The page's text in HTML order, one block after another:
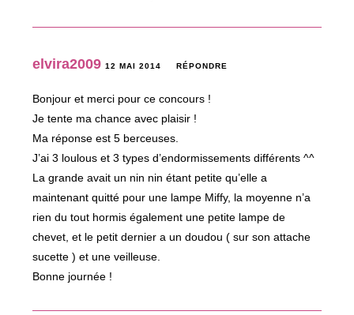
elvira2009 12 MAI 2014 RÉPONDRE
Bonjour et merci pour ce concours !
Je tente ma chance avec plaisir !
Ma réponse est 5 berceuses.
J’ai 3 loulous et 3 types d’endormissements différents ^^
La grande avait un nin nin étant petite qu’elle a
maintenant quitté pour une lampe Miffy, la moyenne n’a
rien du tout hormis également une petite lampe de
chevet, et le petit dernier a un doudou ( sur son attache
sucette ) et une veilleuse.
Bonne journée !